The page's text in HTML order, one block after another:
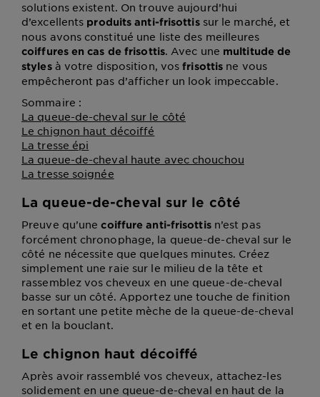
solutions existent. On trouve aujourd’hui
d’excellents produits anti-frisottissur le marché, et
nous avons constitué une liste des meilleures
coiffures en cas de frisottis. Avec une multitude de
stylesà votre disposition, vosfrisottis ne vous
empêcheront pas d’afficher un look impeccable.
Sommaire :
La queue-de-cheval sur le côté
Le chignon haut décoiffé
La tresse épi
La queue-de-cheval haute avec chouchou
La tresse soignée
La queue-de-cheval sur le côté
Preuve qu’unecoiffure anti-frisottisn’est pas
forcément chronophage, la queue-de-cheval sur le
côté ne nécessite que quelques minutes. Créez
simplement une raie sur le milieu de la tête et
rassemblez vos cheveux en une queue-de-cheval
basse sur un côté. Apportez une touche de finition
en sortant une petite mèche de la queue-de-cheval
et en la bouclant.
Le chignon haut décoiffé
Après avoir rassemblé vos cheveux, attachez-les
solidement en une queue-de-cheval en haut de la